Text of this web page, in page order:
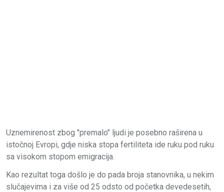
Uznemirenost zbog "premalo" ljudi je posebno raširena u
istočnoj Evropi, gdje niska stopa fertiliteta ide ruku pod ruku
sa visokom stopom emigracija.
Kao rezultat toga došlo je do pada broja stanovnika, u nekim
slučajevima i za više od 25 odsto od početka devedesetih,